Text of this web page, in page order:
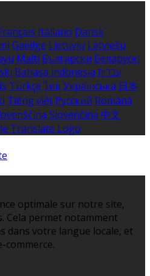
Italiano Dansk
Gaeilge Lietuvių Latviešu
Malti Български Беларускі
Bahasa indonesia עברית
Türkçe ไทย Українська 日本
Tiếng việt Русский Română
Slovenčina 中文
optimale sur notre site,
Cela permet notamment
dans votre langue locale, et
commerce.